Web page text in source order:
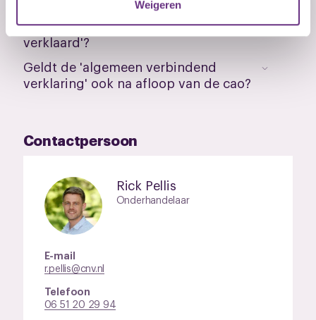
U kunt uw toestemming op elk moment wijzigen of
intrekken via de
pagina.
Weigeren
Wat betekent 'algemeen verbindend
verklaard'?
Geldt de 'algemeen verbindend
verklaring' ook na afloop van de cao?
Contactpersoon
Rick Pellis
Onderhandelaar
E-mail
r.pellis@cnv.nl
Telefoon
06 51 20 29 94